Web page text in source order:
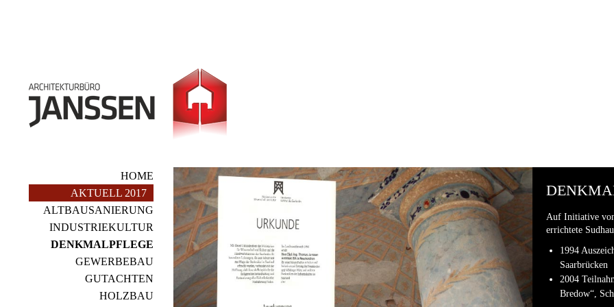
HOME
AKTUELL 2017
ALTBAUSANIERUNG
INDUSTRIEKULTUR
DENKMALPFLEGE
GEWERBEBAU
GUTACHTEN
HOLZBAU
Auf Initiative von
errichtete
1994
Saarbrücken
2004
Bredow“,